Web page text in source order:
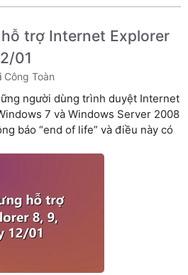
trợ Internet Explorer
01
Công Toàn
người dùng trình duyệt Internet
7 và Windows Server 2008
báo “end of life” và điều này có